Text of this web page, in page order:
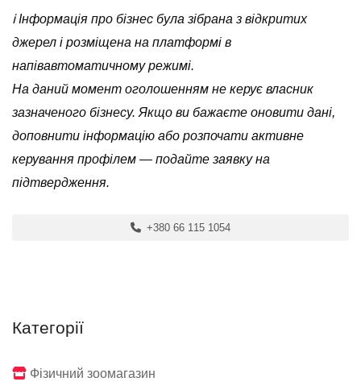
ℹ️ Інформація про бізнес була зібрана з відкритих
джерел і розміщена на платформі в
напівавтоматичному режимі.
На даний момент оголошенням не керує власник
зазначеного бізнесу. Якщо ви бажаєте оновити дані,
доповнити інформацію або розпочати активне
керування профілем — подайте заявку на
підтвердження.
+380 66 115 1054
Категорії
Фізичний зоомагазин